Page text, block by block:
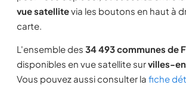
vue satellitevia les boutons en haut à
carte.
L'ensemble des 34 493 communes de
disponibles en vue satellite survilles-
Vous pouvez aussi consulter la fiche